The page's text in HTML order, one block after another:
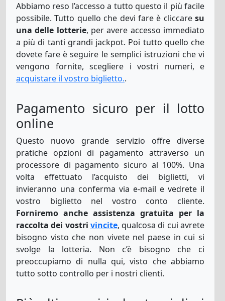
EuroMillions-
Eu
26 29 35 38 47
1
2
Abbiamo reso l’accesso a tutto questo il più facile
possibile. Tutto quello che devi fare è cliccaresu
una delle lotterie, per avere accesso immediato
a più di tanti grandi jackpot. Poi tutto quello che
dovete fare è seguire le semplici istruzioni che vi
vengono fornite, scegliere i vostri numeri, e
acquistare il vostro biglietto..
Pagamento sicuro per il lotto
online
Questo nuovo grande servizio offre diverse
pratiche opzioni di pagamento attraverso un
processore di pagamento sicuro al 100%. Una
volta effettuato l’acquisto dei biglietti, vi
invieranno una conferma via e-mail e vedrete il
vostro biglietto nel vostro conto cliente.
Forniremo anche assistenza gratuita per la
raccolta dei vostri vincite, qualcosa di cui avrete
bisogno visto che non vivete nel paese in cui si
svolge la lotteria. Non c’è bisogno che ci
preoccupiamo di nulla qui, visto che abbiamo
tutto sotto controllo per i nostri clienti.